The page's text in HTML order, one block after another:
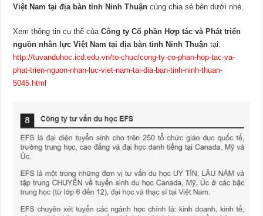
Việt Nam tại địa bàn tỉnh Ninh Thuận cùng chia sẻ bên dưới nhé.
Xem thông tin cụ thể củaCông ty Cổ phần Hợp tác và Phát triển
nguồn nhân lực Việt Nam tại địa bàn tỉnh Ninh Thuận tại:
http://tuvanduhoc.icd.edu.vn/to-chuc/cong-ty-co-phan-hop-tac-va-
phat-trien-nguon-nhan-luc-viet-nam-tai-dia-ban-tinh-ninh-thuan-
5045.html